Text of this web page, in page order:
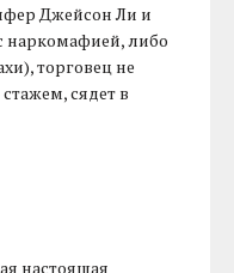
Джейсон Ли и
наркомафией, либо
торговец не
сядет в
настоящая